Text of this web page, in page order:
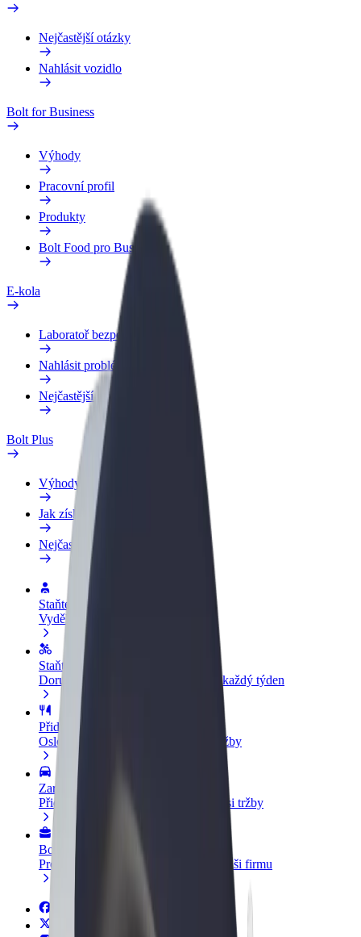
Nejčastější otázky
Nahlásit vozidlo
Bolt for Business
Výhody
Pracovní profil
Produkty
Bolt Food pro Business
E-kola
Laboratoř bezpečnosti
Nahlásit problém
Nejčastější otázky
Bolt Plus
Výhody
Jak získat členství
Nejčastější otázky
Staňte se řidičem
Vydělávejte podle sebe
Staňte se kurýrem
Doručujte jídlo a dostávejte výplatu každý týden
Přidejte restauraci nebo obchod
Oslovte více zákazníků a zvyšte si tržby
Zaregistrujte se jako flotilový partner
Přidejte svou flotilu k Boltu a zvyšte si tržby
Bolt for Business
Produkty a služby Boltu přesně pro vaši firmu